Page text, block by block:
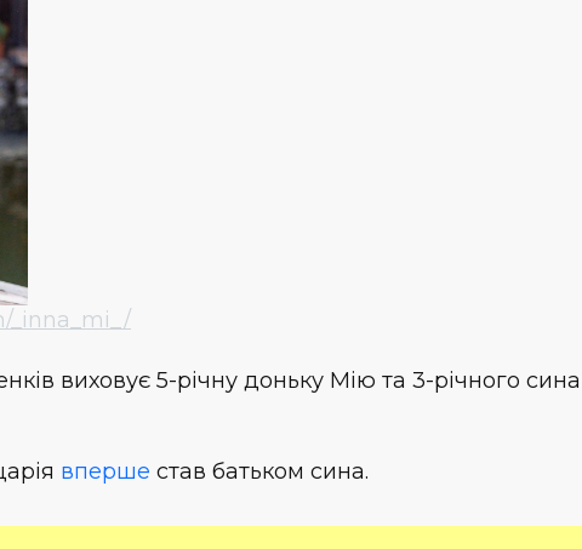
_inna_mi_/
виховує 5-річну доньку Мію та 3-річного сина
вперше став батьком сина.